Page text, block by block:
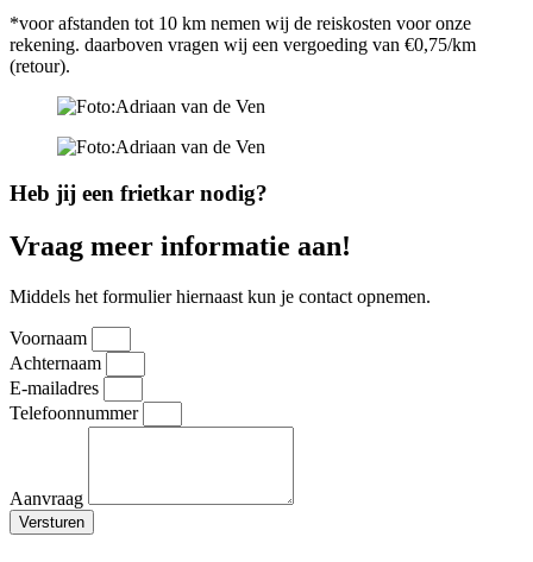
*voor afstanden tot 10 km nemen wij de reiskosten voor onze
rekening. daarboven vragen wij een vergoeding van €0,75/km
(retour).
Heb jij een frietkar nodig?
Vraag meer informatie aan!
Middels het formulier hiernaast kun je contact opnemen.
Voornaam
Achternaam
E-mailadres
Telefoonnummer
Aanvraag
Versturen